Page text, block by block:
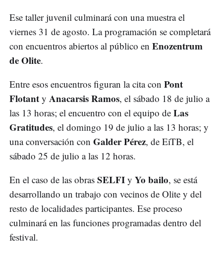
Ese taller juvenil culminará con una muestra el
viernes 31 de agosto. La programación se completará
con encuentros abiertos al público en Enozentrum
de Olite.
Entre esos encuentros figuran la cita con Pont
Flotant y Anacarsis Ramos, el sábado 18 de julio a
las 13 horas; el encuentro con el equipo de Las
Gratitudes, el domingo 19 de julio a las 13 horas; y
una conversación con Galder Pérez, de EiTB, el
sábado 25 de julio a las 12 horas.
En el caso de las obras SELFI y Yo bailo, se está
desarrollando un trabajo con vecinos de Olite y del
resto de localidades participantes. Ese proceso
culminará en las funciones programadas dentro del
festival.